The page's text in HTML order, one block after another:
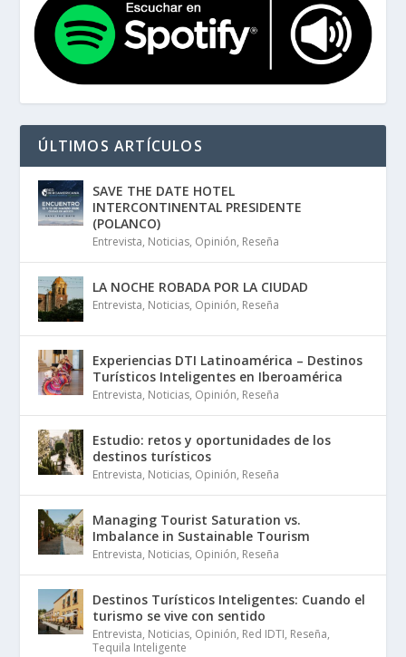
ÚLTIMOS ARTÍCULOS
SAVE THE DATE HOTEL
INTERCONTINENTAL PRESIDENTE
(POLANCO)
Entrevista, Noticias, Opinión, Reseña
LA NOCHE ROBADA POR LA CIUDAD
Entrevista, Noticias, Opinión, Reseña
Experiencias DTI Latinoamérica – Destinos
Turísticos Inteligentes en Iberoamérica
Entrevista, Noticias, Opinión, Reseña
Estudio: retos y oportunidades de los
destinos turísticos
Entrevista, Noticias, Opinión, Reseña
Managing Tourist Saturation vs.
Imbalance in Sustainable Tourism
Entrevista, Noticias, Opinión, Reseña
Destinos Turísticos Inteligentes: Cuando el
turismo se vive con sentido
Entrevista, Noticias, Opinión, Red IDTI, Reseña,
Tequila Inteligente